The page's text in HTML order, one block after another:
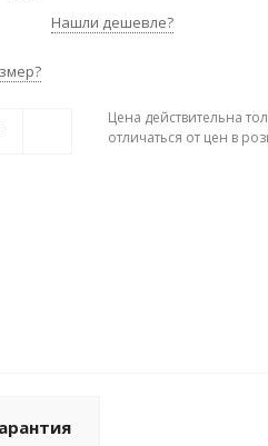
Нашли дешевле?
Цена действительна
отличаться от цен в